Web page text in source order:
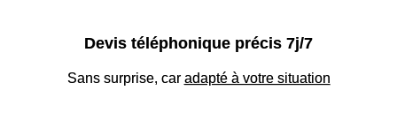
Devis téléphonique précis 7j/7
Sans surprise, car adapté à votre situation